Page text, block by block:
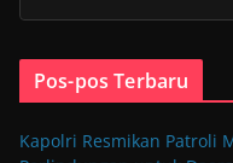
Pos-pos Terbaru
Kapolri Resmikan Patroli